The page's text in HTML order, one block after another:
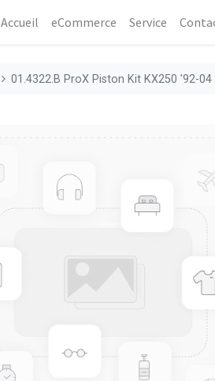
Accueil eCommerce​ Service
01.4322.B ProX Piston Kit KX250 '92-